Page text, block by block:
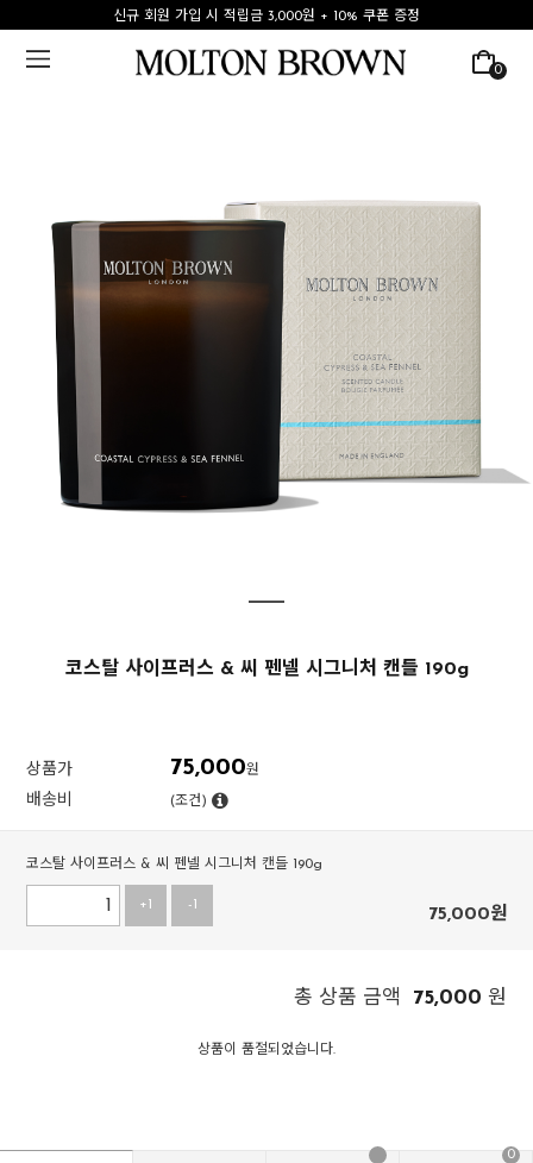
신규 회원 가입 시 적립금 3,000원 + 10% 쿠폰 증정
0
코스탈 사이프러스 & 씨 펜넬 시그니처 캔들 190g
상품가 75,000원
배송비 (조건)
코스탈 사이프러스 & 씨 펜넬 시그니처 캔들 190g
+1 -1 75,000원
총 상품 금액 75,000 원
상품이 품절되었습니다.
0